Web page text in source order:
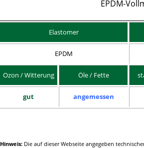
EPDM-
Elastomer
EPDM
Ozon / Witterung Öle / Fette
gut angemessen
Hinweis: Die auf dieser Webseite angegeben